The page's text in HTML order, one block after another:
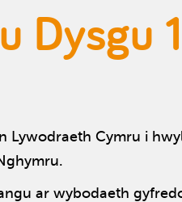
Dysgu
Lywodraeth Cymru i
ar wybodaeth